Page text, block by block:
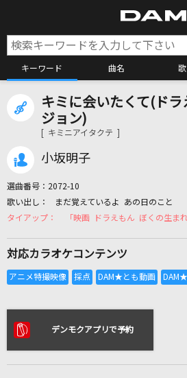
キーワード 曲名
カラオケ検索
カラオケリクエ
リアルタイムで歌われて
天国
Mrs. GREEN APPLE
[生音]明日への扉
キミに会いたくて(ド
ジョン)
[ キミニアイタクテ ]
小坂明子
選曲番号： 2072-10
まだ覚えているよ あの日のこと
「映画 ドラえもん ぼくの生ま
対応カラオケコンテンツ
デンモクアプリで予約